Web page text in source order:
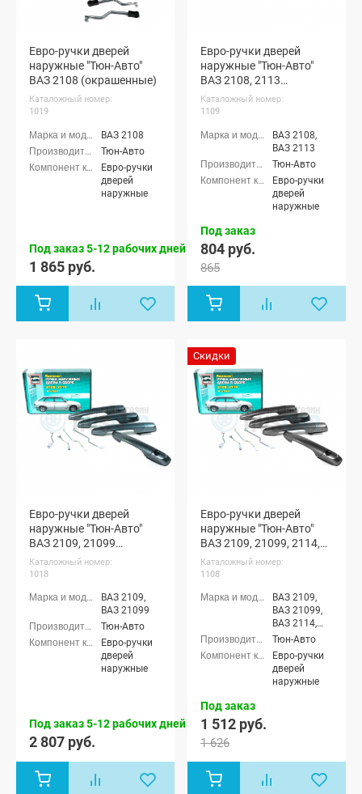
Евро-ручки дверей
наружные "Тюн-Авто"
ВАЗ 2108 (окрашенные)
Каталожный номер:
1019
ВАЗ 2108
Тюн-Авто
Евро-ручки
дверей
наружные
Под заказ 5-12 рабочих дней
1 865 руб.
Евро-ручки дверей
наружные "Тюн-Авто"
ВАЗ 2108, 2113
(неокрашенные)
Каталожный номер:
1109
ВАЗ 2108,
ВАЗ 2113
Тюн-Авто
Евро-ручки
дверей
наружные
Под заказ
804 руб.
865
Евро-ручки дверей
наружные "Тюн-Авто"
ВАЗ 2109, 21099
(окрашенные)
Каталожный номер:
1018
ВАЗ 2109,
ВАЗ 21099
Тюн-Авто
Евро-ручки
дверей
наружные
Под заказ 5-12 рабочих дней
2 807 руб.
Скидки
Евро-ручки дверей
наружные "Тюн-Авто"
ВАЗ 2109, 21099, 2114,
2115 (неокрашенные)
Каталожный номер:
1108
ВАЗ 2109,
ВАЗ 21099,
ВАЗ 2114,
ВАЗ 2115
Тюн-Авто
Евро-ручки
дверей
наружные
Под заказ
1 512 руб.
1 626